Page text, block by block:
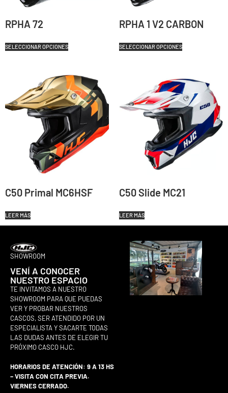
RPHA 72
SELECCIONAR OPCIONES
RPHA 1 V2 CARBON
SELECCIONAR OPCIONES
C50 Primal MC6HSF
LEER MÁS
C50 Slide MC21
LEER MÁS
SHOWROOM
VENÍ A CONOCER
NUESTRO ESPACIO
TE INVITAMOS A NUESTRO
SHOWROOM PARA QUE PUEDAS
VER Y PROBAR NUESTROS
CASCOS, SER ATENDIDO POR UN
ESPECIALISTA Y SACARTE TODAS
LAS DUDAS ANTES DE ELEGIR TU
PRÓXIMO CASCO HJC.
HORARIOS DE ATENCIÓN: 9 A 13 HS
– VISITA CON CITA PREVIA.
VIERNES CERRADO.